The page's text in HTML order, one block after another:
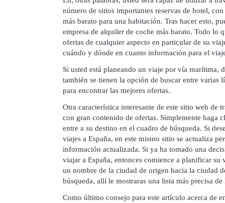
número de sitios importantes reservas de hotel,
más barato para una habitación. Tras hacer esto,
empresa de alquiler de coche más barato. Todo lo
ofertas de cualquier aspecto en particular de su
cuándo y dónde en cuanto información para el
Si usted está planeando un viaje por vía marítima,
también se tienen la opción de buscar entre varias
para encontrar las mejores ofertas.
Otra característica interesante de este sitio web de
con gran contenido de ofertas. Simplemente haga
entre a su destino en el cuadro de búsqueda. Si
viajes a España, en este mismo sitio se actualiza
información actualizada. Si ya ha tomado una
viajar a España, entonces comience a planificar
un nombre de la ciudad de origen hacia la ciudad
búsqueda, allí le mostraras una lista más precisa de
Como último consejo para este artículo acerca de